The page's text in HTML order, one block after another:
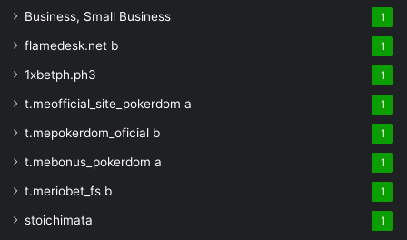
Business, Small Business 1
flamedesk.net b 1
1xbetph.ph3 1
t.meofficial_site_pokerdom a 1
t.mepokerdom_oficial b 1
t.mebonus_pokerdom a 1
t.meriobet_fs b 1
stoichimata 1